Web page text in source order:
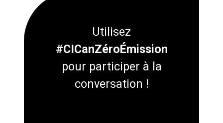
Utilisez
#CICanZéroÉmission
pour participer à la
conversation !